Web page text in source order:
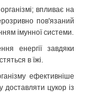
впливає на
пов'язаний
імунної системи.
енергії завдяки
в їжі.
ефективніше
доставляти цукор із